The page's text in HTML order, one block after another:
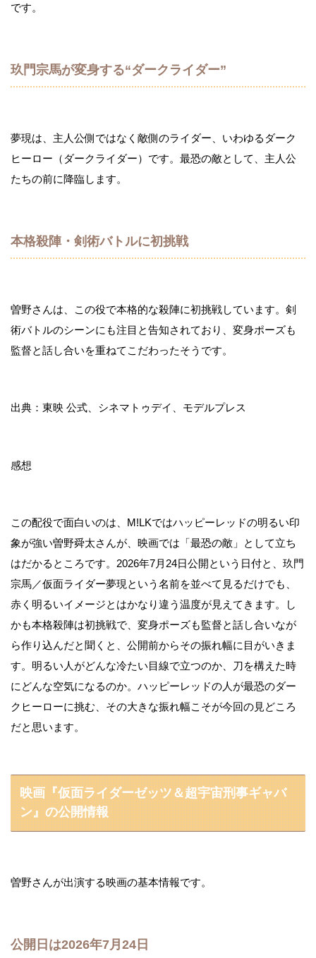
です。
玖門宗馬が変身する“ダークライダー”
夢現は、主人公側ではなく敵側のライダー、いわゆるダーク
ヒーロー（ダークライダー）です。最恐の敵として、主人公
たちの前に降臨します。
本格殺陣・剣術バトルに初挑戦
曽野さんは、この役で本格的な殺陣に初挑戦しています。剣
術バトルのシーンにも注目と告知されており、変身ポーズも
監督と話し合いを重ねてこだわったそうです。
出典：東映 公式、シネマトゥデイ、モデルプレス
感想
この配役で面白いのは、M!LKではハッピーレッドの明るい印
象が強い曽野舜太さんが、映画では「最恐の敵」として立ち
はだかるところです。2026年7月24日公開という日付と、玖門
宗馬／仮面ライダー夢現という名前を並べて見るだけでも、
赤く明るいイメージとはかなり違う温度が見えてきます。し
かも本格殺陣は初挑戦で、変身ポーズも監督と話し合いなが
ら作り込んだと聞くと、公開前からその振れ幅に目がいきま
す。明るい人がどんな冷たい目線で立つのか、刀を構えた時
にどんな空気になるのか。ハッピーレッドの人が最恐のダー
クヒーローに挑む、その大きな振れ幅こそが今回の見どころ
だと思います。
映画『仮面ライダーゼッツ＆超宇宙刑事ギャバ
ン』の公開情報
曽野さんが出演する映画の基本情報です。
公開日は2026年7月24日